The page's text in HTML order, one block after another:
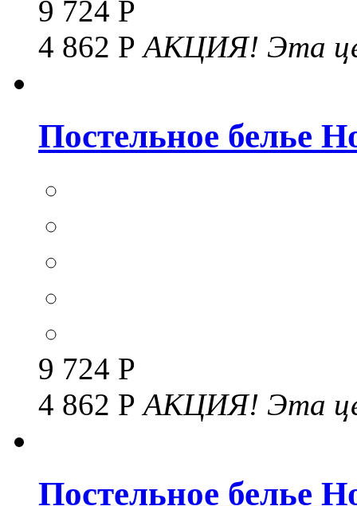
9 724 Р
4 862 РАКЦИЯ! Эта
Постельное белье
9 724 Р
4 862 РАКЦИЯ! Эта
Постельное белье